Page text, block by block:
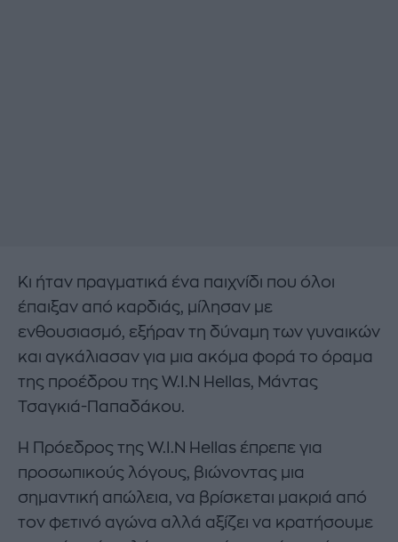
Κι ήταν πραγματικά ένα παιχνίδι που όλοι
έπαιξαν από καρδιάς, μίλησαν με
ενθουσιασμό, εξήραν τη δύναμη των γυναικών
και αγκάλιασαν για μια ακόμα φορά το όραμα
της προέδρου της W.I.N Hellas, Μάντας
Τσαγκιά-Παπαδάκου.
Η Πρόεδρος της W.I.N Hellas έπρεπε για
προσωπικούς λόγους, βιώνοντας μια
σημαντική απώλεια, να βρίσκεται μακριά από
τον φετινό αγώνα αλλά αξίζει να κρατήσουμε